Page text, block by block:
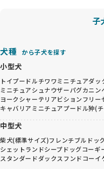
子
犬種 から子犬を探す
小型犬
トイプードルチワワミニチュアダッ
ミニチュアシュナウザーパグカニン
ヨークシャーテリアビションフリー
キャバリア ミニチュアプードル狆(
中型犬
柴犬(標準サイズ)フレンチブルドッ
シェットランドシープドッグコーギ
スタンダードダックスフンドコーイ